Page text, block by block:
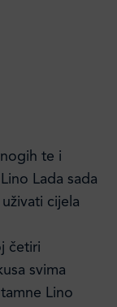
te i
Lada sada
cijela
četiri
svima
Lino